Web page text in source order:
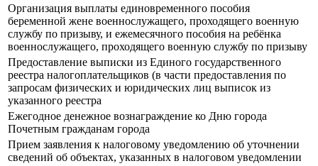
Организация выплаты единовременного пособия
беременной жене военнослужащего, проходящего военную
службу по призыву, и ежемесячного пособия на ребёнка
военнослужащего, проходящего военную службу по призыву
Предоставление выписки из Единого государственного
реестра налогоплательщиков (в части предоставления по
запросам физических и юридических лиц выписок из
указанного реестра
Ежегодное денежное вознаграждение ко Дню города
Почетным гражданам города
Прием заявления к налоговому уведомлению об уточнении
сведений об объектах, указанных в налоговом уведомлении